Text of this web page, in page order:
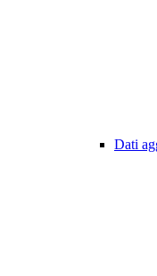
Dati